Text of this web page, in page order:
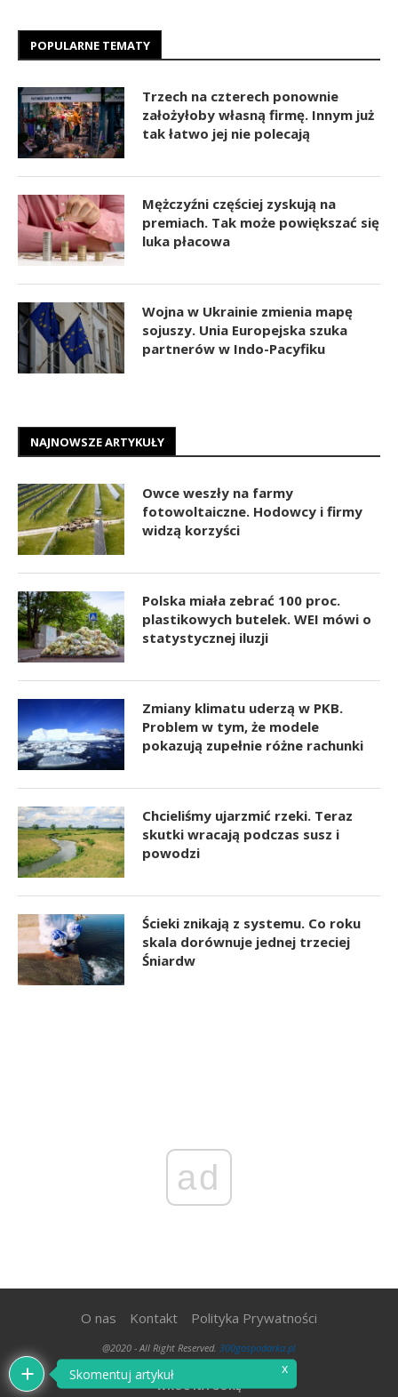
POPULARNE TEMATY
Trzech na czterech ponownie
założyłoby własną firmę. Innym już
tak łatwo jej nie polecają
Mężczyźni częściej zyskują na
premiach. Tak może powiększać się
luka płacowa
Wojna w Ukrainie zmienia mapę
sojuszy. Unia Europejska szuka
partnerów w Indo-Pacyfiku
NAJNOWSZE ARTYKUŁY
Owce weszły na farmy
fotowoltaiczne. Hodowcy i firmy
widzą korzyści
Polska miała zebrać 100 proc.
plastikowych butelek. WEI mówi o
statystycznej iluzji
Zmiany klimatu uderzą w PKB.
Problem w tym, że modele
pokazują zupełnie różne rachunki
Chcieliśmy ujarzmić rzeki. Teraz
skutki wracają podczas susz i
powodzi
Ścieki znikają z systemu. Co roku
skala dorównuje jednej trzeciej
Śniardw
ad
O nas Kontakt Polityka Prywatności
@2020 - All Right Reserved. 300gospodarka.pl
WRÓĆ NA GÓRĘ
Skomentuj artykuł x